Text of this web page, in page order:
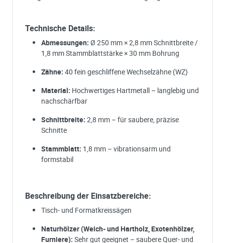
Technische Details:
Abmessungen: Ø 250 mm × 2,8 mm Schnittbreite /
1,8 mm Stammblattstärke × 30 mm Bohrung
Zähne: 40 fein geschliffene Wechselzähne (WZ)
Material: Hochwertiges Hartmetall – langlebig und
nachschärfbar
Schnittbreite: 2,8 mm – für saubere, präzise
Schnitte
Stammblatt: 1,8 mm – vibrationsarm und
formstabil
Beschreibung der Einsatzbereiche:
Tisch- und Formatkreissägen
Naturhölzer (Weich- und Hartholz, Exotenhölzer,
Furniere): Sehr gut geeignet – saubere Quer- und